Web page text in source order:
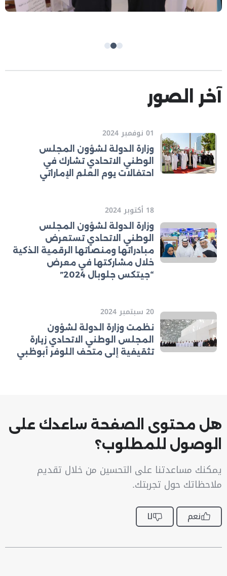
آخر الصور
01 نوفمبر 2024
وزارة الدولة لشؤون المجلس
الوطني الاتحادي تشارك في
احتفالات يوم العلم الإماراتي
18 أكتوبر 2024
وزارة الدولة لشؤون المجلس
الوطني الاتحادي تستعرض
مبادراتها ومنصاتها الرقمية الذكية
خلال مشاركتها في معرض
“جيتكس جلوبال 2024”
20 سبتمبر 2024
نظمت وزارة الدولة لشؤون
المجلس الوطني الاتحادي زيارة
تثقيفية إلى متحف اللوفر أبوظبي
هل محتوى الصفحة ساعدك على
الوصول للمطلوب؟
يمكنك مساعدتنا على التحسين من خلال تقديم
ملاحظاتك حول تجربتك.
نعم لا